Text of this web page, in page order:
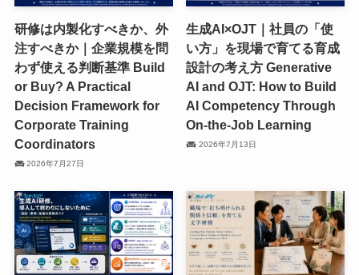
研修は内製化すべきか、外
注すべきか｜企業規模を問
わず使える判断基準 Build
or Buy? A Practical
Decision Framework for
Corporate Training
Coordinators
2026年7月27日
生成AI×OJT｜社員の「使
い方」を現場で育てる育成
設計の考え方 Generative
AI and OJT: How to Build
AI Competency Through
On-the-Job Learning
2026年7月13日